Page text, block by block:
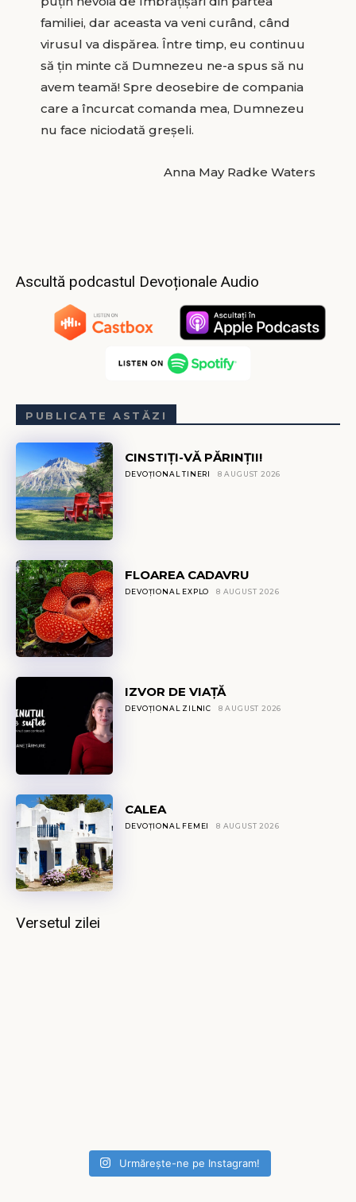
familiei, dar aceasta va veni curând, când
virusul va dispărea. Între timp, eu continuu
să țin minte că Dumnezeu ne-a spus să nu
avem teamă! Spre deosebire de compania
care a încurcat comanda mea, Dumnezeu
nu face niciodată greșeli.
Anna May Radke Waters
Ascultă podcastul Devoționale Audio
PUBLICATE ASTĂZI
CINSTIȚI-VĂ PĂRINȚII!
DEVOȚIONAL TINERI 8 AUGUST 2026
FLOAREA CADAVRU
DEVOȚIONAL EXPLO 8 AUGUST 2026
IZVOR DE VIAȚĂ
DEVOȚIONAL ZILNIC 8 AUGUST 2026
CALEA
DEVOȚIONAL FEMEI 8 AUGUST 2026
Versetul zilei
Urmărește-ne pe Instagram!